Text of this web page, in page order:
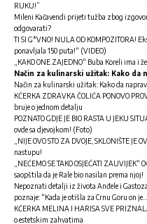
RUKU!”
Mileni Kačavendi prijeti tužba zbog
odgovarati?
TI SI G*VNO! NULA OD KOMPOZITORA!
ponavljala 150 puta!“ (VIDEO)
„KAKO ONE ZAJEDNO“ Buba Koreli ima i
Način za kulinarski užitak: Kako
Način za kulinarski užitak: Kako da
KĆERKA ZDRAVKA ČOLIĆA PONOVO
bruje o jednom detalju
POZNATO GDJE JE BIO RASTA U JEKU
ovde sa djevojkom! (Foto)
„NIJE OVO STO ZA DVOJE, SKLONIŠTE
nastupu!
„NEĆEMO SE TAKO OSJEĆATI
saopštila da je Rale bio nasilan prema njoj!
Nepoznati detalji iz života Anđele i
poznaje: “Kada je otišla za Crnu Goru on
KĆERKA MELINA I HARISA SVE
o estetskim zahvatima